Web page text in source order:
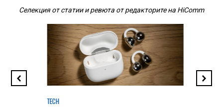
Селекция от статии и ревюта от редакторите на HiComm
TECH